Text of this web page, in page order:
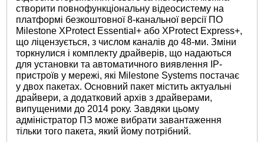
створити повнофункціональну відеосистему на
платформі безкоштовної 8-канальної версії ПО
Milestone XProtect Essential+ або XProtect Express+,
що ліцензується, з числом каналів до 48-ми. Зміни
торкнулися і комплекту драйверів, що надаються
для установки та автоматичного виявлення IP-
пристроїв у мережі, які Milestone Systems постачає
у двох пакетах. Основний пакет містить актуальні
драйвери, а додатковий архів з драйверами,
випущеними до 2014 року. Завдяки цьому
адміністратор ПЗ може вибрати завантаження
тільки того пакета, який йому потрібний.